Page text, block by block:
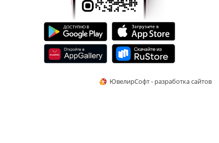
ЮвелирСофт - разработка сайтов